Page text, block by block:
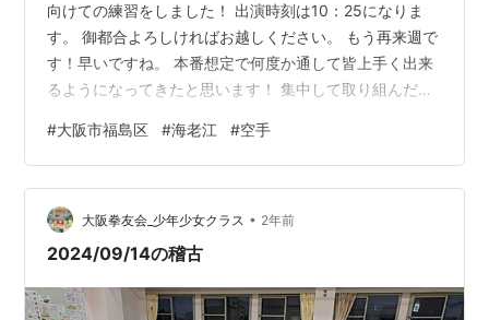
向けての練習をしました！ 出演時刻は10：25になりま
す。 御都合よろしければお越しください。 もう再来週で
す！早いですね。 本番想定で何度か通して皆上手く出来
るようになってきたと思います！ 集中して取り組んだ成
段の稽古の一部のみにはなりますが、楽しんでやりまし
ょう！ ご協力いただく一般部の先生方・はるくんありが
とうございます。 当日よろしくお願いいたします。
#大阪市福島区 #海老江 #空手
大阪拳友会_少年少女クラス • 2年前
2024/09/14の稽古